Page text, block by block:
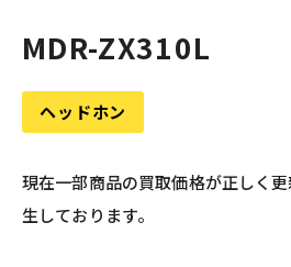
MDR-ZX310L
ヘッドホン
現在一部商品の買取価格が正しく
生しております。